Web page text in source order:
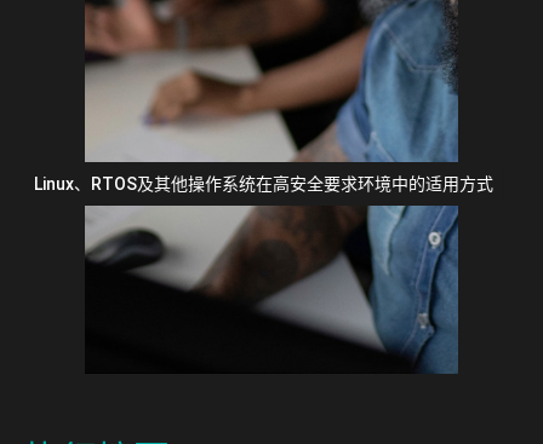
Linux、RTOS及其他操作系统在高安全要求环境中的适用方式